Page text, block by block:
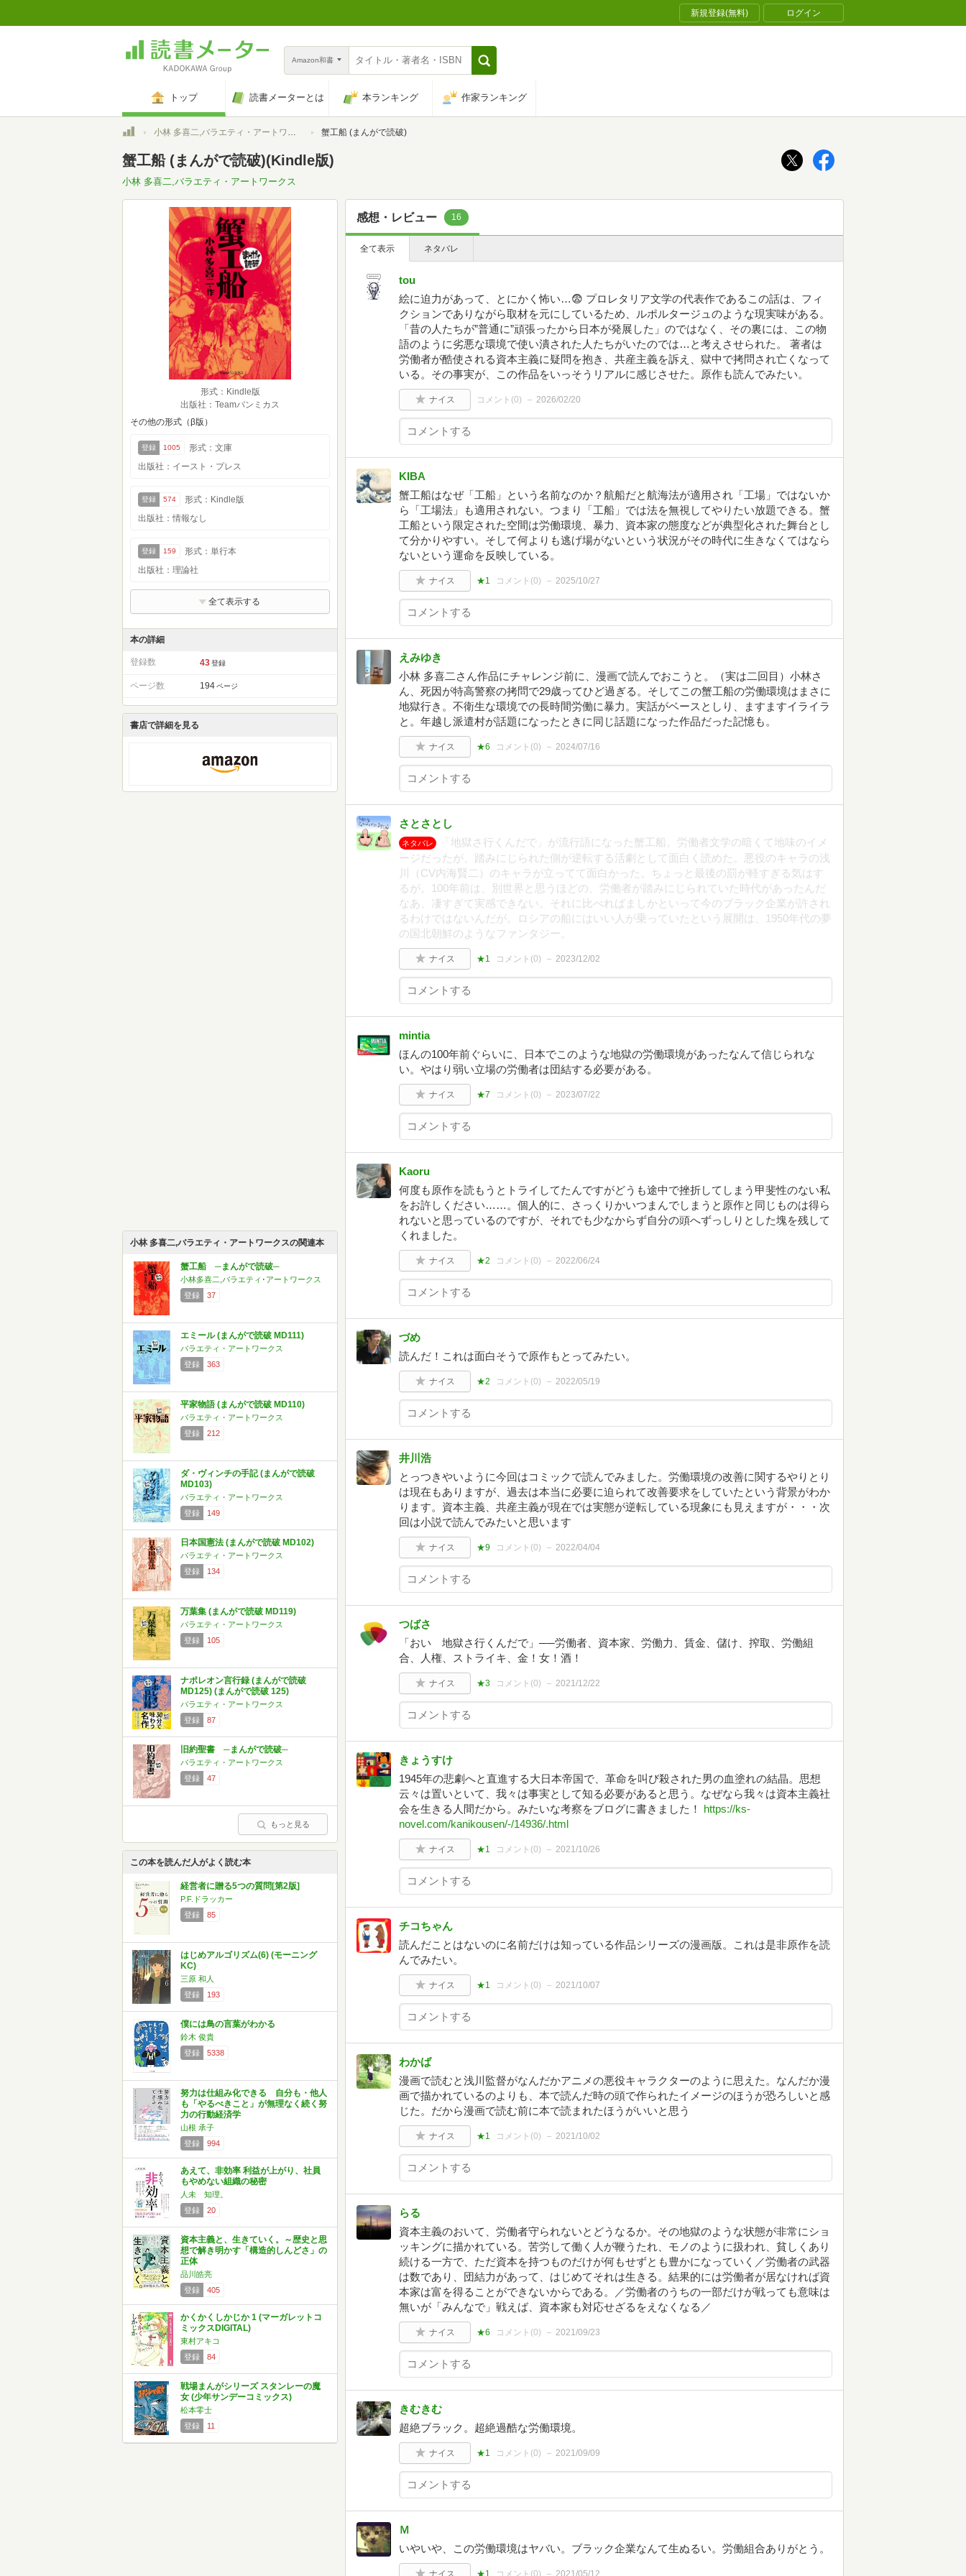
新規登録(無料) ログイン
Amazon和書
トップ 読書メーターとは 本ランキング 作家ランキング
トップ小林 多喜二,バラエティ・アートワークス 蟹工船 (まんがで読破)
蟹工船 (まんがで読破)(Kindle版)
小林 多喜二,バラエティ・アートワークス
形式：Kindle版
出版社：Teamバンミカス
その他の形式（β版）
登録 1005
形式：文庫
出版社：イースト・プレス
登録 574
形式：Kindle版
出版社：情報なし
登録 159
形式：単行本
出版社：理論社
全て表示する
本の詳細
登録数 43 登録
ページ数 194 ページ
書店で詳細を見る
小林 多喜二,バラエティ・アートワークスの関連本
蟹工船 ─まんがで読破─
小林多喜二,バラエティ･アートワークス
登録
37
エミール (まんがで読破 MD111)
バラエティ・アートワークス
登録
363
平家物語 (まんがで読破 MD110)
バラエティ・アートワークス
登録
212
ダ・ヴィンチの手記 (まんがで読破
MD103)
バラエティ・アートワークス
登録
149
日本国憲法 (まんがで読破 MD102)
バラエティ・アートワークス
登録
134
万葉集 (まんがで読破 MD119)
バラエティ・アートワークス
登録
105
ナポレオン言行録 (まんがで読破
MD125) (まんがで読破 125)
バラエティ・アートワークス
登録
87
旧約聖書 ─まんがで読破─
バラエティ・アートワークス
登録
47
もっと見る
この本を読んだ人がよく読む本
経営者に贈る5つの質問[第2版]
P.F.ドラッカー
登録
85
はじめアルゴリズム(6) (モーニング
KC)
三原 和人
登録
193
僕には鳥の言葉がわかる
鈴木 俊貴
登録
5338
努力は仕組み化できる 自分も・他人
も「やるべきこと」が無理なく続く努
力の行動経済学
山根 承子
登録
994
あえて、非効率 利益が上がり、社員
もやめない組織の秘密
人未 知理。
登録
20
資本主義と、生きていく。～歴史と思
想で解き明かす「構造的しんどさ」の
正体
品川皓亮
登録
405
かくかくしかじか 1 (マーガレットコ
ミックスDIGITAL)
東村アキコ
登録
84
戦場まんがシリーズ スタンレーの魔
女 (少年サンデーコミックス)
松本零士
登録
11
感想・レビュー 16
全て表示 ネタバレ
tou
絵に迫力があって、とにかく怖い…😨 プロレタリア文学の代表作であるこの話は、フィ
クションでありながら取材を元にしているため、ルポルタージュのような現実味がある。
「昔の人たちが”普通に”頑張ったから日本が発展した」のではなく、その裏には、この物
語のように劣悪な環境で使い潰された人たちがいたのでは…と考えさせられた。 著者は
労働者が酷使される資本主義に疑問を抱き、共産主義を訴え、獄中で拷問され亡くなって
いる。その事実が、この作品をいっそうリアルに感じさせた。原作も読んでみたい。
ナイス コメント(0) 2026/02/20
KIBA
蟹工船はなぜ「工船」という名前なのか？航船だと航海法が適用され「工場」ではないか
ら「工場法」も適用されない。つまり「工船」では法を無視してやりたい放題できる。蟹
工船という限定された空間は労働環境、暴力、資本家の態度などが典型化された舞台とし
て分かりやすい。そして何よりも逃げ場がないという状況がその時代に生きなくてはなら
ないという運命を反映している。
ナイス ★1 コメント(0) 2025/10/27
えみゆき
小林 多喜二さん作品にチャレンジ前に、漫画で読んでおこうと。（実は二回目）小林さ
ん、死因が特高警察の拷問で29歳ってひど過ぎる。そしてこの蟹工船の労働環境はまさに
地獄行き。不衛生な環境での長時間労働に暴力。実話がベースとしり、ますますイライラ
と。年越し派遣村が話題になったときに同じ話題になった作品だった記憶も。
ナイス ★6 コメント(0) 2024/07/16
さとさとし
ネタバレ
「地獄さ行くんだで」が流行語になった蟹工船。労働者文学の暗くて地味のイメ
ージだったが、踏みにじられた側が逆転する活劇として面白く読めた。悪役のキャラの浅
川（CV内海賢二）のキャラが立ってて面白かった。ちょっと最後の罰が軽すぎる気はす
るが。100年前は、別世界と思うほどの、労働者が踏みにじられていた時代があったんだ
なあ、凄すぎて実感できない。それに比べればましかといって今のブラック企業が許され
るわけではないんだが。ロシアの船にはいい人が乗っていたという展開は、1950年代の夢
の国北朝鮮のようなファンタジー。
ナイス ★1 コメント(0) 2023/12/02
mintia
ほんの100年前ぐらいに、日本でこのような地獄の労働環境があったなんて信じられな
い。やはり弱い立場の労働者は団結する必要がある。
ナイス ★7 コメント(0) 2023/07/22
Kaoru
何度も原作を読もうとトライしてたんですがどうも途中で挫折してしまう甲斐性のない私
をお許しください……。個人的に、さっくりかいつまんでしまうと原作と同じものは得ら
れないと思っているのですが、それでも少なからず自分の頭へずっしりとした塊を残して
くれました。
ナイス ★2 コメント(0) 2022/06/24
づめ
読んだ！これは面白そうで原作もとってみたい。
ナイス ★2 コメント(0) 2022/05/19
井川浩
とっつきやいように今回はコミックで読んでみました。労働環境の改善に関するやりとり
は現在もありますが、過去は本当に必要に迫られて改善要求をしていたという背景がわか
ります。資本主義、共産主義が現在では実態が逆転している現象にも見えますが・・・次
回は小説で読んでみたいと思います
ナイス ★9 コメント(0) 2022/04/04
つばさ
「おい 地獄さ行くんだで」──労働者、資本家、労働力、賃金、儲け、搾取、労働組
合、人権、ストライキ、金！女！酒！
ナイス ★3 コメント(0) 2021/12/22
きょうすけ
1945年の悲劇へと直進する大日本帝国で、革命を叫び殺された男の血塗れの結晶。思想
云々は置いといて、我々は事実として知る必要があると思う。なぜなら我々は資本主義社
会を生きる人間だから。みたいな考察をブログに書きました！ https://ks-
novel.com/kanikousen/-/14936/.html
ナイス ★1 コメント(0) 2021/10/26
チコちゃん
読んだことはないのに名前だけは知っている作品シリーズの漫画版。これは是非原作を読
んでみたい。
ナイス ★1 コメント(0) 2021/10/07
わかば
漫画で読むと浅川監督がなんだかアニメの悪役キャラクターのように思えた。なんだか漫
画で描かれているのよりも、本で読んだ時の頭で作られたイメージのほうが恐ろしいと感
じた。だから漫画で読む前に本で読まれたほうがいいと思う
ナイス ★1 コメント(0) 2021/10/02
らる
資本主義のおいて、労働者守られないとどうなるか。その地獄のような状態が非常にショ
ッキングに描かれている。苦労して働く人が鞭うたれ、モノのように扱われ、貧しくあり
続ける一方で、ただ資本を持つものだけが何もせずとも豊かになっていく／労働者の武器
は数であり、団結力があって、はじめてそれは生きる。結果的には労働者が居なければ資
本家は富を得ることができないからである。／労働者のうちの一部だけが戦っても意味は
無いが「みんなで」戦えば、資本家も対応せざるをえなくなる／
ナイス ★6 コメント(0) 2021/09/23
きむきむ
超絶ブラック。超絶過酷な労働環境。
ナイス ★1 コメント(0) 2021/09/09
Ｍ
いやいや、この労働環境はヤバい。ブラック企業なんて生ぬるい。労働組合ありがとう。
ナイス ★1 コメント(0) 2021/05/12